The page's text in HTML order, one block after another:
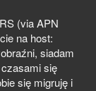
(via APN
na host:
siadam
się
się migruję i